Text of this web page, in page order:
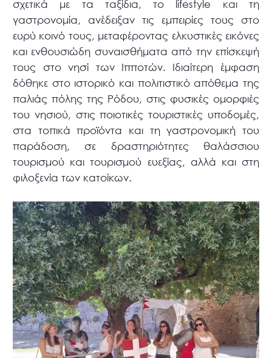
σχετικά με τα ταξίδια, το lifestyle και τη
γαστρονομία, ανέδειξαν τις εμπειρίες τους στο
ευρύ κοινό τους, μεταφέροντας ελκυστικές εικόνες
και ενθουσιώδη συναισθήματα από την επίσκεψή
τους στο νησί των Ιπποτών. Ιδιαίτερη έμφαση
δόθηκε στο ιστορικό και πολιτιστικό απόθεμα της
παλιάς πόλης της Ρόδου, στις φυσικές ομορφιές
του νησιού, στις ποιοτικές τουριστικές υποδομές,
στα τοπικά προϊόντα και τη γαστρονομική του
παράδοση, σε δραστηριότητες θαλάσσιου
τουρισμού και τουρισμού ευεξίας, αλλά και στη
φιλοξενία των κατοίκων.